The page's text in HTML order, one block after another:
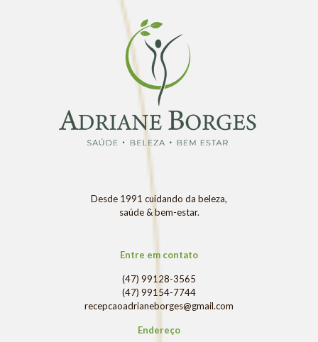
Desde 1991 cuidando da beleza,
saúde & bem-estar.
Entre em contato
(47) 99128-3565
(47) 99154-7744
recepcaoadrianeborges@gmail.com
Endereço